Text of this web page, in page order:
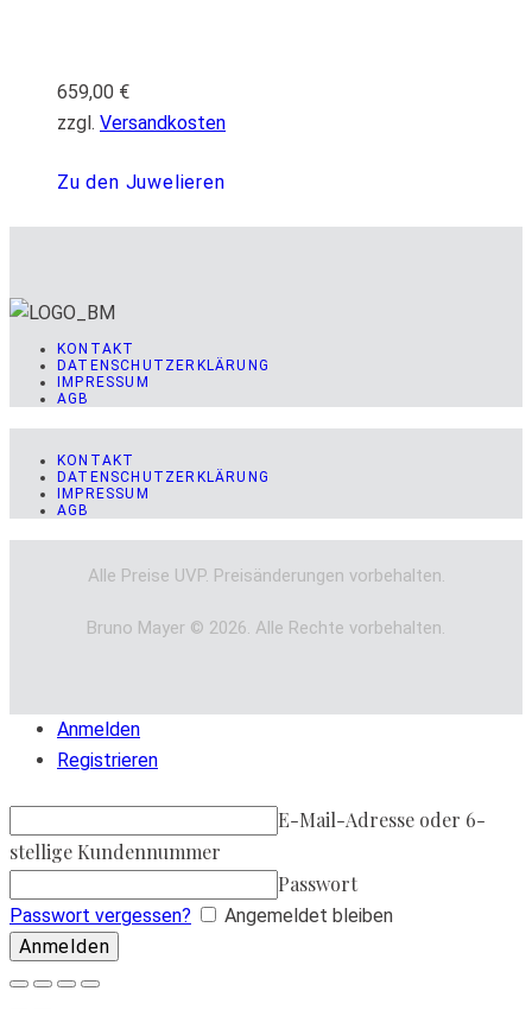
659,00 €
zzgl. Versandkosten
Zu den Juwelieren
KONTAKT
DATENSCHUTZERKLÄRUNG
IMPRESSUM
AGB
KONTAKT
DATENSCHUTZERKLÄRUNG
IMPRESSUM
AGB
Alle Preise UVP. Preisänderungen vorbehalten.
Bruno Mayer © 2026. Alle Rechte vorbehalten.
Anmelden
Registrieren
E-Mail-Adresse oder 6-
stellige Kundennummer
Passwort
Passwort vergessen? Angemeldet bleiben